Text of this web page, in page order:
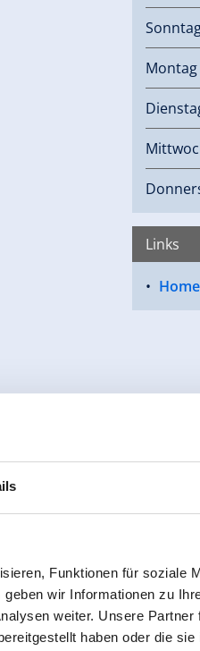
Funktionen für soziale
wir Informationen zu
weiter. Unsere Partner
haben oder die
Montag
Links